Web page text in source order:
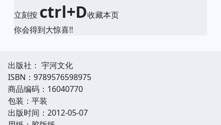
立刻按 ctrl+D收藏本页
你会得到大惊喜!!
出版社： 宇河文化
ISBN：9789576598975
商品编码：16040770
包装：平装
出版时间：2012-05-07